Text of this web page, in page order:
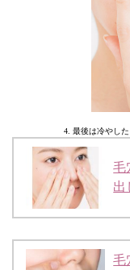
4. 最後は冷やし
毛
出
毛